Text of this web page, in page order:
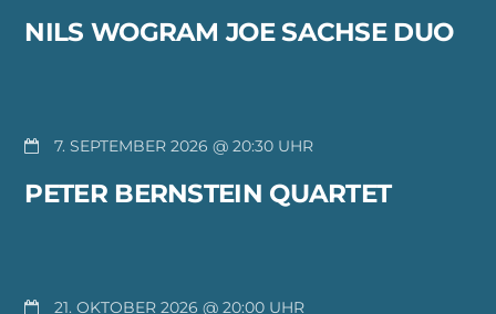
NILS WOGRAM JOE SACHSE DUO
7. SEPTEMBER 2026 @ 20:30
PETER BERNSTEIN QUARTET
21. OKTOBER 2026 @ 20:00